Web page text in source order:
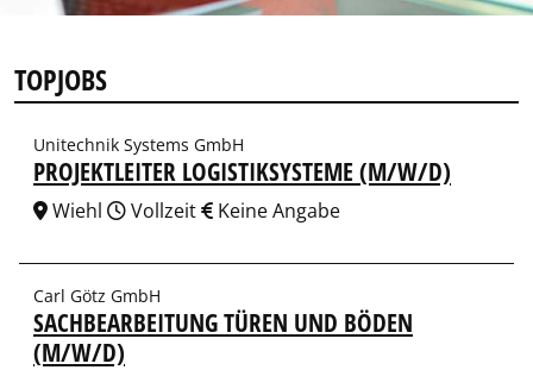
TOPJOBS
Unitechnik Systems GmbH
PROJEKTLEITER LOGISTIKSYSTEME (M/W/D)
Wiehl Vollzeit Keine Angabe
Carl Götz GmbH
SACHBEARBEITUNG TÜREN UND BÖDEN
(M/W/D)